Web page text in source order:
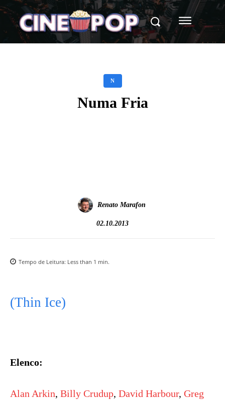
N
Numa Fria
Renato Marafon
02.10.2013
Tempo de Leitura: Less than 1 min.
(Thin Ice)
Elenco:
Alan Arkin, Billy Crudup, David Harbour, Greg